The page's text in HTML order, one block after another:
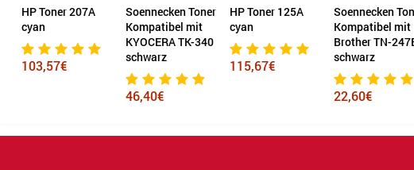
HP Toner 207A
cyan
103,57€
Soennecken Toner
Kompatibel mit
KYOCERA TK-340
schwarz
46,40€
HP Toner 125A
cyan
115,67€
Soennecken
Kompatibel mit
Brother TN-
schwarz
22,60€